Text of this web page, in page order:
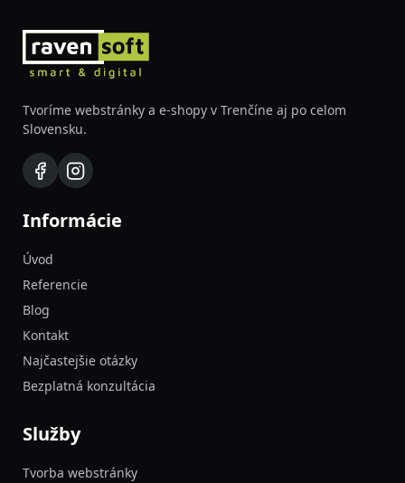
Tvoríme webstránky a e-shopy v Trenčíne aj po celom
Slovensku.
Informácie
Úvod
Referencie
Blog
Kontakt
Najčastejšie otázky
Bezplatná konzultácia
Služby
Tvorba webstránky